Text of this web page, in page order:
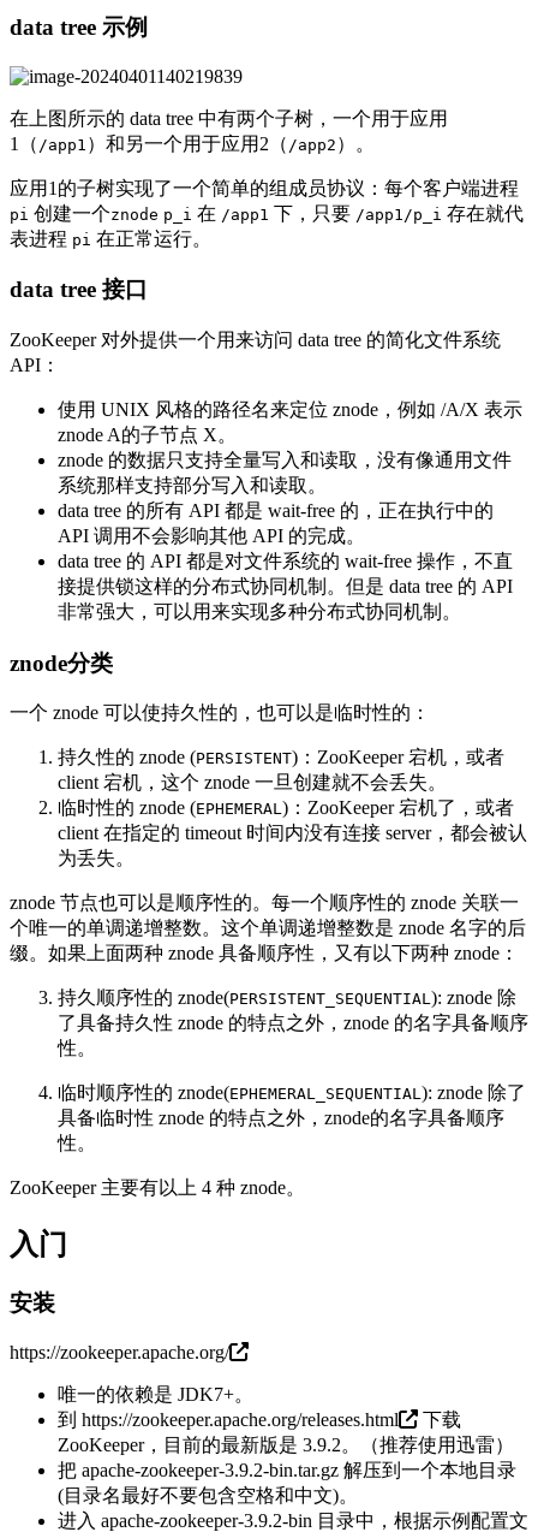
data tree 示例
在上图所示的 data tree 中有两个子树，一个用于应用
1（ /app1 ）和另一个用于应用2（ /app2 ）。
应用1的子树实现了一个简单的组成员协议：每个客户端进程
pi 创建一个znode p_i 在 /app1 下，只要 /app1/p_i 存在就代
表进程 pi 在正常运行。
data tree 接口
ZooKeeper 对外提供一个用来访问 data tree 的简化文件系统
API：
使用 UNIX 风格的路径名来定位 znode，例如 /A/X 表示
znode A的子节点 X。
znode 的数据只支持全量写入和读取，没有像通用文件
系统那样支持部分写入和读取。
data tree 的所有 API 都是 wait-free 的，正在执行中的
API 调用不会影响其他 API 的完成。
data tree 的 API 都是对文件系统的 wait-free 操作，不直
接提供锁这样的分布式协同机制。但是 data tree 的 API
非常强大，可以用来实现多种分布式协同机制。
znode分类
一个 znode 可以使持久性的，也可以是临时性的：
持久性的 znode (PERSISTENT)：ZooKeeper 宕机，或者
client 宕机，这个 znode 一旦创建就不会丢失。
临时性的 znode (EPHEMERAL)：ZooKeeper 宕机了，或者
client 在指定的 timeout 时间内没有连接 server，都会被认
为丢失。
znode 节点也可以是顺序性的。每一个顺序性的 znode 关联一
个唯一的单调递增整数。这个单调递增整数是 znode 名字的后
缀。如果上面两种 znode 具备顺序性，又有以下两种 znode：
持久顺序性的 znode(PERSISTENT_SEQUENTIAL): znode 除
了具备持久性 znode 的特点之外，znode 的名字具备顺序
性。
临时顺序性的 znode(EPHEMERAL_SEQUENTIAL): znode 除了
具备临时性 znode 的特点之外，znode的名字具备顺序
性。
ZooKeeper 主要有以上 4 种 znode。
入门
安装
https://zookeeper.apache.org/
唯一的依赖是 JDK7+。
到 https://zookeeper.apache.org/releases.html
下载
ZooKeeper，目前的最新版是 3.9.2。（推荐使用迅雷）
把 apache-zookeeper-3.9.2-bin.tar.gz 解压到一个本地目录
(目录名最好不要包含空格和中文)。
进入 apache-zookeeper-3.9.2-bin 目录中，根据示例配置文